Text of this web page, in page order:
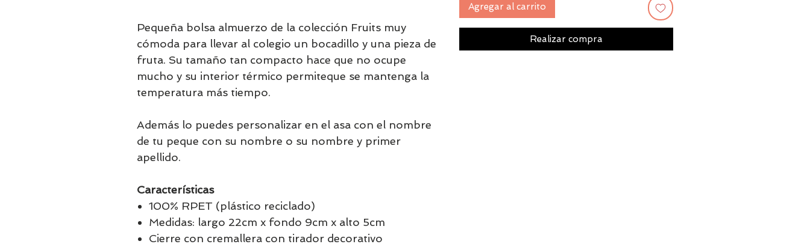
Pequeña bolsa almuerzo de la colección Fruits muy
cómoda para llevar al colegio un bocadillo y una pieza de
fruta. Su tamaño tan compacto hace que no ocupe
mucho y su interior térmico permiteque se mantenga la
temperatura más tiempo.
Además lo puedes personalizar en el asa con el nombre
de tu peque con su nombre o su nombre y primer
apellido.
Características
100% RPET (plástico reciclado)
Medidas: largo 22cm x fondo 9cm x alto 5cm
Cierre con cremallera con tirador decorativo
Agregar al carrito
Realizar compra